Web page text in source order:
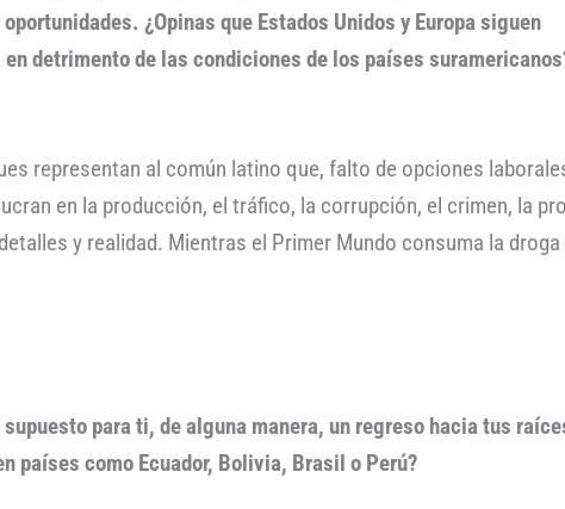
¿Opinas que Estados Unidos y Europa siguen
detrimento de las condiciones de los países
representan al común latino que, falto de opciones
en la producción, el tráfico, la corrupción, el crimen, la
y realidad. Mientras el Primer Mundo consuma la droga
para ti, de alguna manera, un regreso hacia tus
países como Ecuador, Bolivia, Brasil o Perú?